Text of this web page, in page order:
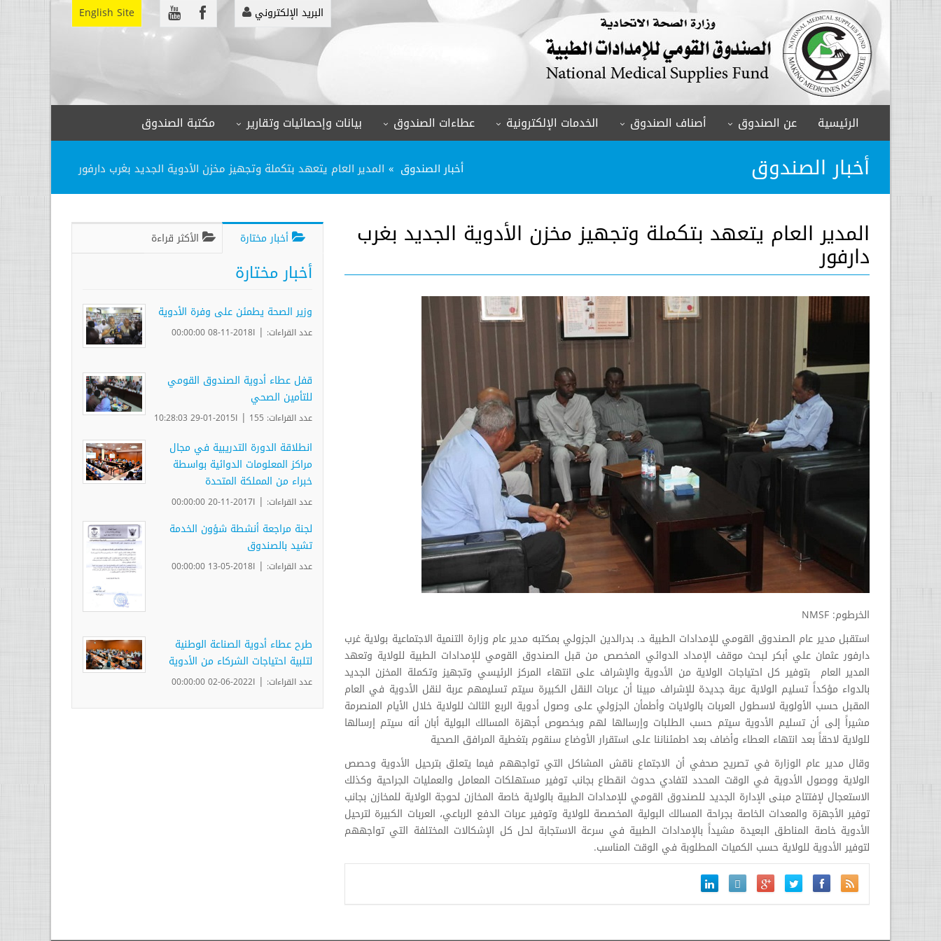
English Site البريد الإلكتروني
الرئيسية عن الصندوق أصناف الصندوق الخدمات الإلكترونية عطاءات الصندوق بيانات وإحصائيات وتقارير مكتبة الصندوق
أخبار الصندوق أخبار الصندوق المدير العام يتعهد بتكملة وتجهيز مخزن الأدوية الجديد بغرب دارفور
المدير العام يتعهد بتكملة وتجهيز مخزن الأدوية الجديد بغرب
دارفور
الخرطوم: NMSF
استقبل مدير عام الصندوق القومي للإمدادات الطبية د. بدرالدين الجزولي بمكتبه مدير عام وزارة التنمية الاجتماعية بولاية غرب
دارفور عثمان علي أبكر لبحث موقف الإمداد الدوائي المخصص من قبل الصندوق القومي للإمدادات الطبية للولاية وتعهد
المدير العام بتوفير كل احتياجات الولاية من الأدوية والإشراف على انتهاء المركز الرئيسي وتجهيز وتكملة المخزن الجديد
بالدواء مؤكداً تسليم الولاية عربة جديدة للإشراف مبينا أن عربات النقل الكبيرة سيتم تسليمهم عربة لنقل الأدوية في العام
المقبل حسب الأولوية لاسطول العربات بالولايات وأطمأن الجزولي على وصول أدوية الربع الثالث للولاية خلال الأيام المنصرمة
مشيراً إلى أن تسليم الأدوية سيتم حسب الطلبات وإرسالها لهم وبخصوص أجهزة المسالك البولية أبان أنه سيتم إرسالها
للولاية لاحقاً بعد انتهاء العطاء وأضاف بعد اطمئناننا على استقرار الأوضاع سنقوم بتغطية المرافق الصحية
وقال مدير عام الوزارة في تصريح صحفي أن الاجتماع ناقش المشاكل التي تواجههم فيما يتعلق بترحيل الأدوية وحصص
الولاية ووصول الأدوية في الوقت المحدد لتفادي حدوث انقطاع بجانب توفير مستهلكات المعامل والعمليات الجراحية وكذلك
الاستعجال لإفتتاح مبنى الإدارة الجديد للصندوق القومي للإمدادات الطبية بالولاية خاصة المخازن لحوجة الولاية للمخازن بجانب
توفير الأجهزة والمعدات الخاصة بجراحة المسالك البولية المخصصة للولاية وتوفير عربات الدفع الرباعي، العربات الكبيرة لترحيل
الأدوية خاصة المناطق البعيدة مشيداً بالإمدادات الطبية في سرعة الاستجابة لحل كل الإشكالات المختلفة التي تواجههم
لتوفير الأدوية للولاية حسب الكميات المطلوبة في الوقت المناسب.
أخبار مختارة الأكثر قراءة
أخبار مختارة
وزير الصحة يطمئن على وفرة الأدوية
عدد القراءات: | ا2018-11-08 00:00:00
قفل عطاء أدوية الصندوق القومي
للتأمين الصحي
عدد القراءات: 155 | ا2015-01-29 10:28:03
انطلاقة الدورة التدريبية في مجال
مراكز المعلومات الدوائية بواسطة
خبراء من المملكة المتحدة
عدد القراءات: | ا2017-11-20 00:00:00
لجنة مراجعة أنشطة شؤون الخدمة
تشيد بالصندوق
عدد القراءات: | ا2018-05-13 00:00:00
طرح عطاء أدوية الصناعة الوطنية
لتلبية احتياجات الشركاء من الأدوية
عدد القراءات: | ا2022-06-02 00:00:00